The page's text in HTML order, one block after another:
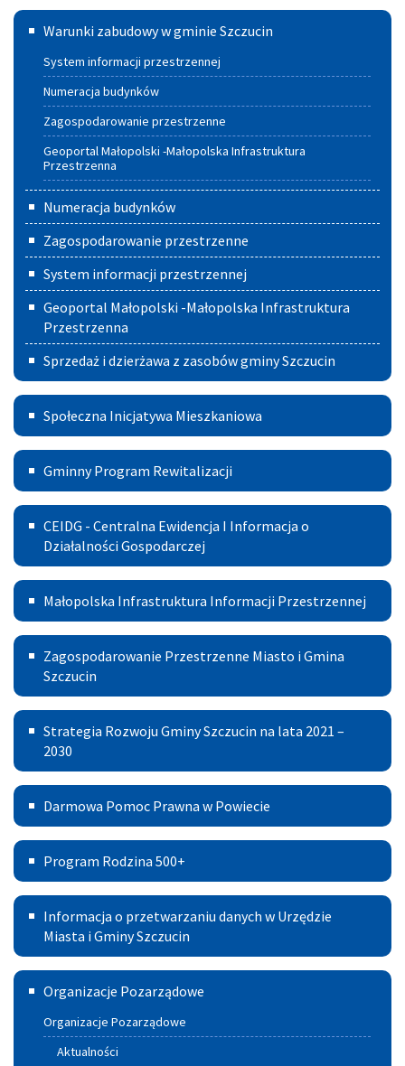
Warunki
zabudowy
Gminie
Szczucin
Warunki zabudowy w gminie Szczucin
System informacji przestrzennej
Numeracja budynków
Zagospodarowanie przestrzenne
Geoportal Małopolski -Małopolska Infrastruktura
Przestrzenna
Numeracja budynków
Zagospodarowanie przestrzenne
System informacji przestrzennej
Geoportal Małopolski -Małopolska Infrastruktura
Przestrzenna
Sprzedaż i dzierżawa z zasobów gminy Szczucin
Społeczna
Inicjatywa
Mieszkaniowa
Społeczna Inicjatywa Mieszkaniowa
Gminny
Program
Rewitalizacji
Gminny Program Rewitalizacji
Centralna
Ewidencja
I
Informacja
o
Działalności
Gospodarczej
CEIDG - Centralna Ewidencja I Informacja o
Działalności Gospodarczej
Małopolska
Infrastruktura
Informacji
Przestrzennej
Małopolska Infrastruktura Informacji Przestrzennej
Zagospodarowanie
Przestrzenne
Miasto
Zagospodarowanie Przestrzenne Miasto i Gmina
Szczucin
Strategia
Rozwoju
Gminy
Szczucin
na
lata
2021
–
2030
Strategia Rozwoju Gminy Szczucin na lata 2021 –
2030
Darmowa
Pomoc
Prawna
w
Powiecie
Darmowa Pomoc Prawna w Powiecie
Program
Rodzina
500+
Program Rodzina 500+
Informacja
przetwarzaniu
danych
Urzędzie
Informacja o przetwarzaniu danych w Urzędzie
Miasta i Gminy Szczucin
Szczuciński
Portal
Aktywnych
Organizacje Pozarządowe
Organizacje Pozarządowe
Aktualności